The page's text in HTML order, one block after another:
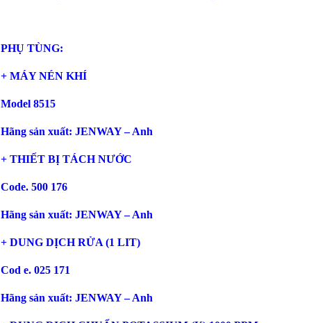
PHỤ TÙNG:
+ MÁY NÉN KHÍ
Model 8515
Hãng sản xuất: JENWAY – Anh
+ THIẾT BỊ TÁCH NƯỚC
Code. 500 176
Hãng sản xuất: JENWAY – Anh
+ DUNG DỊCH RỬA (1 LIT)
Cod e. 025 171
Hãng sản xuất: JENWAY – Anh